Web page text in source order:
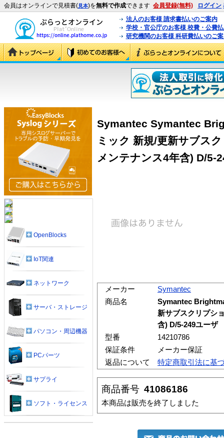
会員はオンラインで見積書(見本)を無料で作成できます 会員登録(無料) ログイン
法人のお客様 請求書払いのご案内
学校・官公庁のお客様 校費・公費
研究機関のお客様 科研費払いのご
Symantec Symantec
ミック 新規/更新サブス
メンテナンス4年含) D/5-
メーカー
Symantec
商品名
Symantec
新サブスクリプシ
含) D/5-249ユーザ
型番
14210786
保証条件
メーカー保証
返品について
特定商取引法に基
商品番号 41086186
本商品は販売を終了しました
OpenBlocks
IoT関連
ネットワーク
サーバ・ストレージ
パソコン・周辺機器
PCパーツ
サプライ
ソフト・ライセンス